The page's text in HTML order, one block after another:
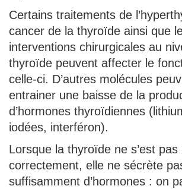
Certains traitements de
cancer de la thyroïde ainsi que
interventions chirurgicales au
thyroïde peuvent affecter le
celle-ci. D’autres molécules
entrainer une baisse de la
d’hormones thyroïdiennes
iodées, interféron).
Lorsque la thyroïde ne s’est pas
correctement, elle ne sécrète
suffisamment d’hormones : on